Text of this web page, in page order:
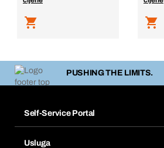
PUSHING THE LIMITS.
Self-Service Portal
Usluga